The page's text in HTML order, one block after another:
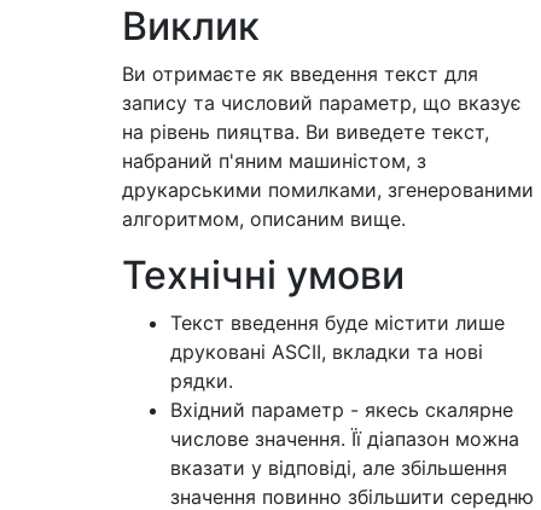
Виклик
Ви отримаєте як введення текст для
запису та числовий параметр, що вказує
на рівень пияцтва. Ви виведете текст,
набраний п'яним машиністом, з
друкарськими помилками, згенерованими
алгоритмом, описаним вище.
Технічні умови
Текст введення буде містити лише
друковані ASCII, вкладки та нові
рядки.
Вхідний параметр - якесь скалярне
числове значення. Її діапазон можна
вказати у відповіді, але збільшення
значення повинно збільшити середню